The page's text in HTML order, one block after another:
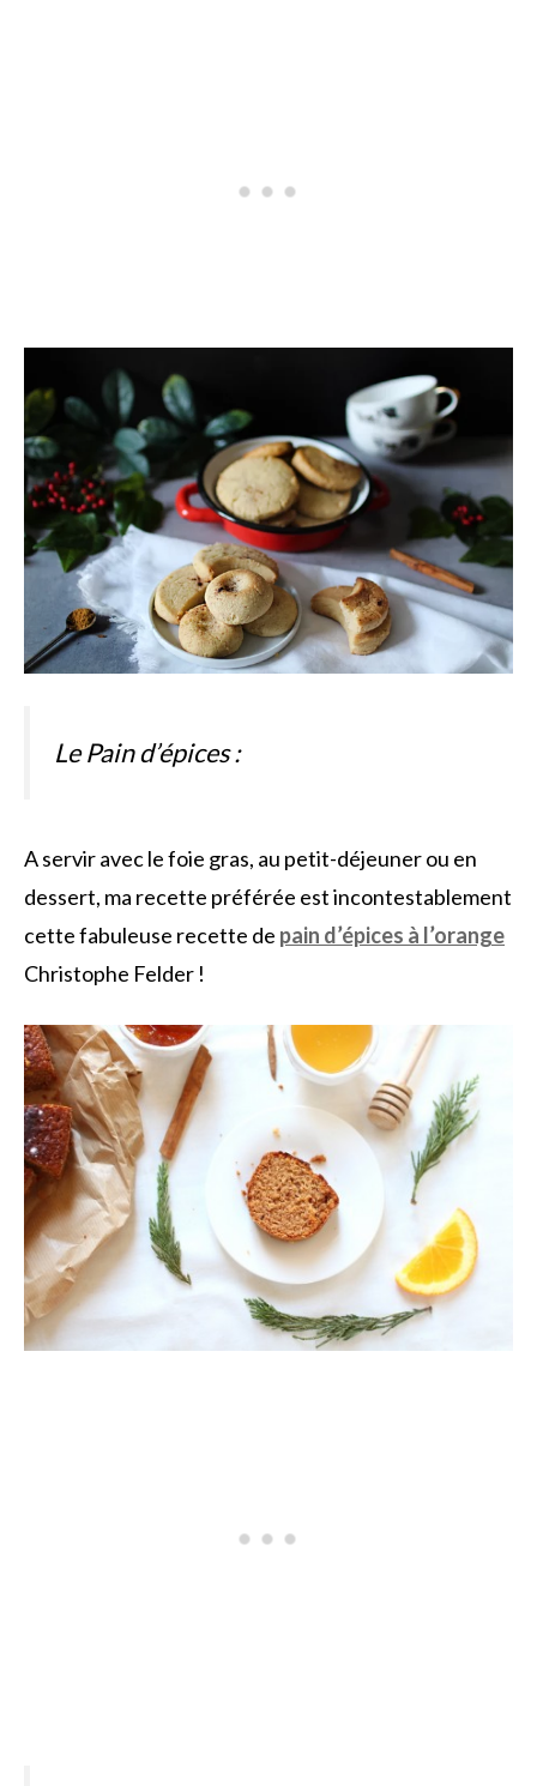
Le Pain d’épices :
A servir avec le foie gras, au petit-déjeuner ou en
dessert, ma recette préférée est incontestablement
cette fabuleuse recette de pain d’épices à l’orange
Christophe Felder !